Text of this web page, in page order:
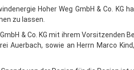
Hoher Weg GmbH & Co.
zu lassen.
& Co. KG mit ihrem Vorsitzenden
Auerbach, sowie an Herrn Marco